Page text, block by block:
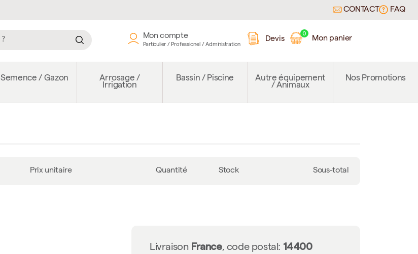
CONTACT FAQ
Mon compte
Particulier / Professionel / Administration
Devis
0
Mon panier
Semence / Gazon
Arrosage /
Irrigation
Bassin / Piscine
Autre équipement
/ Animaux
Nos Promotions
Prix unitaire Quantité Stock Sous-total
Livraison France, code postal: 14400